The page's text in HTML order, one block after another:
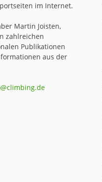
im Internet.
Martin Joisten,
zahlreichen
Publikationen
aus der